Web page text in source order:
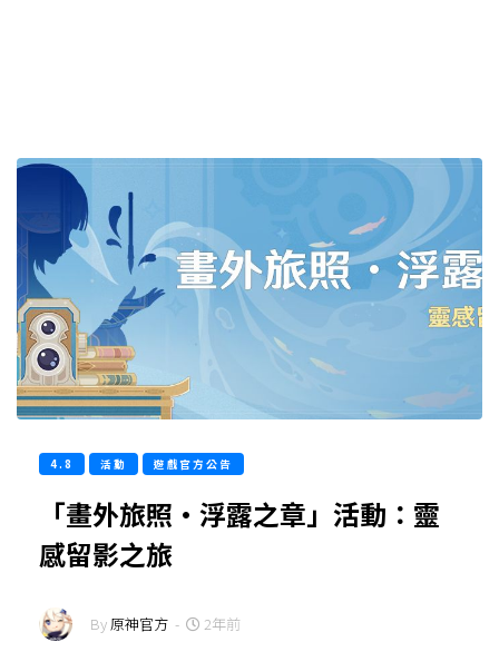
4.8 活動 遊戲官方公告
「畫外旅照·浮露之章」活動：靈
感留影之旅
By原神官方 - 2年前